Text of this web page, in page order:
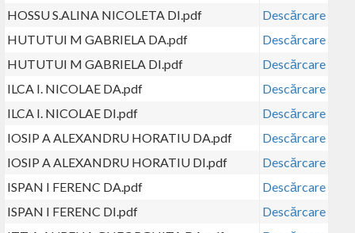
HOSSU S.ALINA NICOLETA DI.pdf
Descărcare
HUTUTUI M GABRIELA DA.pdf
Descărcare
HUTUTUI M GABRIELA DI.pdf
Descărcare
ILCA I. NICOLAE DA.pdf
Descărcare
ILCA I. NICOLAE DI.pdf
Descărcare
IOSIP A ALEXANDRU HORATIU DA.pdf
Descărcare
IOSIP A ALEXANDRU HORATIU DI.pdf
Descărcare
ISPAN I FERENC DA.pdf
Descărcare
ISPAN I FERENC DI.pdf
Descărcare